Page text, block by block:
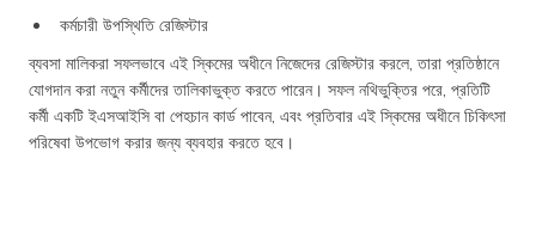
কর্মচারী উপস্থিতি রেজিস্টার
ব্যবসা মালিকরা সফলভাবে এই স্কিমের অধীনে নিজেদের রেজিস্টার করলে, তারা প্রতিষ্ঠানে
যোগদান করা নতুন কর্মীদের তালিকাভুক্ত করতে পারেন। সফল নথিভুক্তির পরে, প্রতিটি
কর্মী একটি ইএসআইসি বা পেহচান কার্ড পাবেন, এবং প্রতিবার এই স্কিমের অধীনে চিকিৎসা
পরিষেবা উপভোগ করার জন্য ব্যবহার করতে হবে।